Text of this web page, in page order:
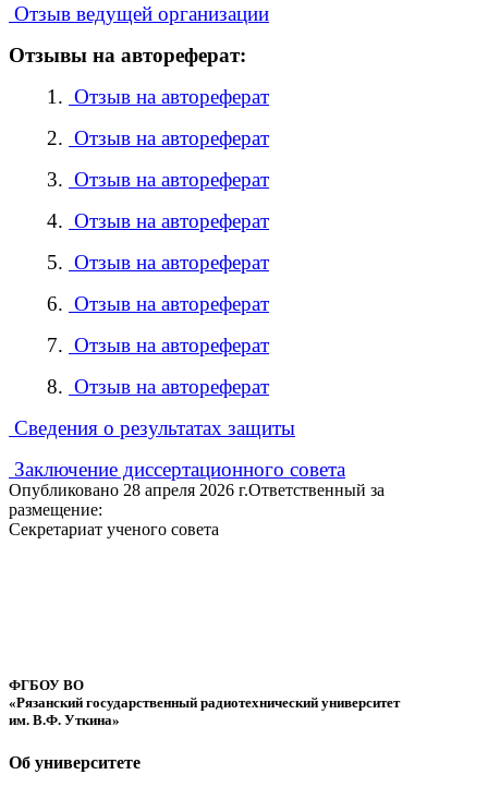
Отзыв ведущей организации
Отзывы на автореферат:
1. Отзыв на автореферат
2. Отзыв на автореферат
3. Отзыв на автореферат
4. Отзыв на автореферат
5. Отзыв на автореферат
6. Отзыв на автореферат
7. Отзыв на автореферат
8. Отзыв на автореферат
Сведения о результатах защиты
Заключение диссертационного совета
Опубликовано 28 апреля 2026 г.Ответственный за
размещение:
Секретариат ученого совета
ФГБОУ ВО
«Рязанский государственный радиотехнический университет
им. В.Ф. Уткина»
Об университете